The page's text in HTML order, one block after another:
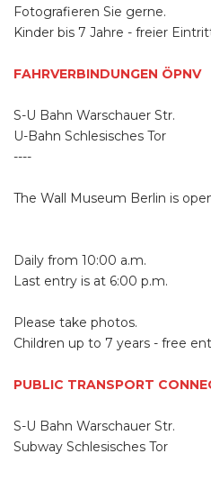
Fotografieren Sie gerne.
Kinder bis 7 Jahre - freier
FAHRVERBINDUNGEN ÖPNV
S-U Bahn Warschauer Str.
U-Bahn Schlesisches Tor
----
The Wall Museum Berlin is
Daily from 10:00 a.m.
Last entry is at 6:00 p.m.
Please take photos.
Children up to 7 years - free
PUBLIC TRANSPORT
S-U Bahn Warschauer Str.
Subway Schlesisches Tor